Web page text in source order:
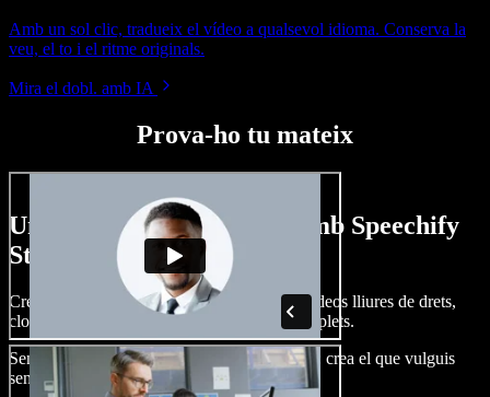
Amb un sol clic, tradueix el vídeo a qualsevol idioma. Conserva la
veu, el to i el ritme originals.
Mira el dobl. amb IA
Prova-ho tu mateix
Un tastet del que pots fer amb Speechify
Studio.
Crea dobl. de veu, afegeix imatges, àudio, vídeos lliures de drets,
clona veus i munta projectes multimèdia complets.
Sense corba d’aprenentatge, tot al navegador: crea el que vulguis
sense els límits de sempre.